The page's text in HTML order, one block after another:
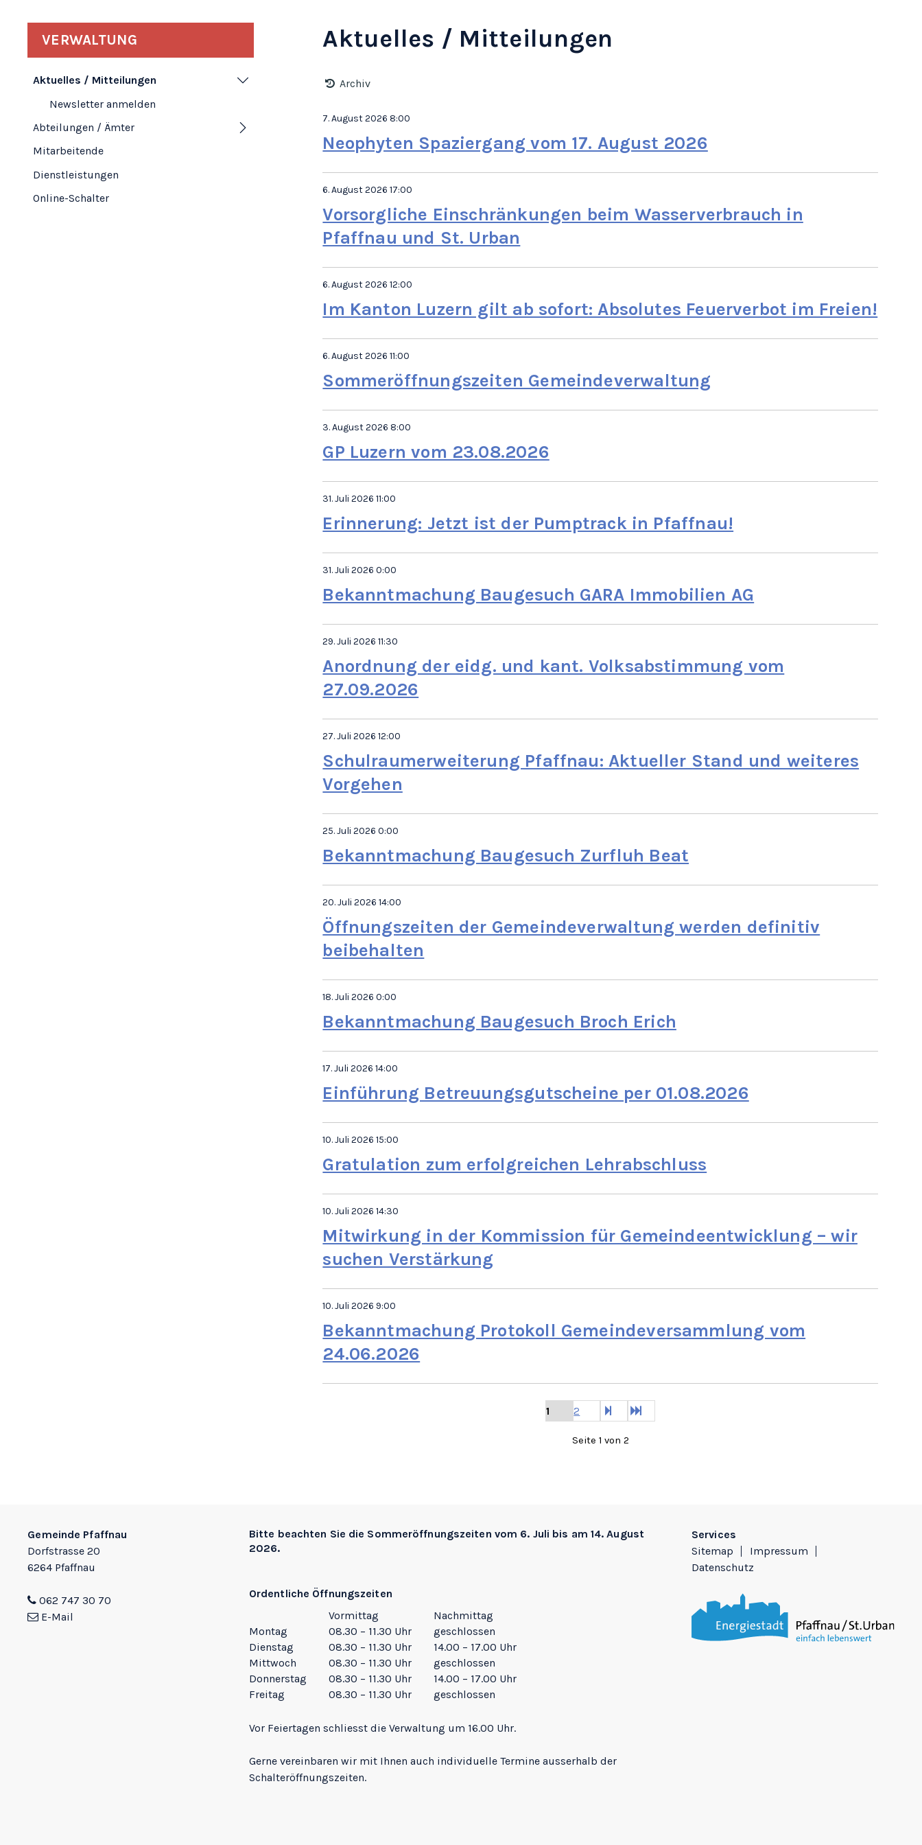
Subnavigation
VERWALTUNG
Aktuelles / Mitteilungen
Newsletter anmelden
Abteilungen / Ämter
Mitarbeitende
Dienstleistungen
Online-Schalter
Aktuelles / Mitteilungen
Archiv
Neophyten Spaziergang vom 17. August 2026
7. August 2026 8:00
Vorsorgliche Einschränkungen beim Wasserverbrauch in
Pfaffnau und St. Urban
6. August 2026 17:00
Im Kanton Luzern gilt ab sofort: Absolutes Feuerverbot im Freien!
6. August 2026 12:00
Sommeröffnungszeiten Gemeindeverwaltung
6. August 2026 11:00
GP Luzern vom 23.08.2026
3. August 2026 8:00
Erinnerung: Jetzt ist der Pumptrack in Pfaffnau!
31. Juli 2026 11:00
Bekanntmachung Baugesuch GARA Immobilien AG
31. Juli 2026 0:00
Anordnung der eidg. und kant. Volksabstimmung vom
27.09.2026
29. Juli 2026 11:30
Schulraumerweiterung Pfaffnau: Aktueller Stand und weiteres
Vorgehen
27. Juli 2026 12:00
Bekanntmachung Baugesuch Zurfluh Beat
25. Juli 2026 0:00
Öffnungszeiten der Gemeindeverwaltung werden definitiv
beibehalten
20. Juli 2026 14:00
Bekanntmachung Baugesuch Broch Erich
18. Juli 2026 0:00
Einführung Betreuungsgutscheine per 01.08.2026
17. Juli 2026 14:00
Gratulation zum erfolgreichen Lehrabschluss
10. Juli 2026 15:00
Mitwirkung in der Kommission für Gemeindeentwicklung – wir
suchen Verstärkung
10. Juli 2026 14:30
Bekanntmachung Protokoll Gemeindeversammlung vom
24.06.2026
10. Juli 2026 9:00
1 2 weiter
Seite 1 von 2
Gemeinde Pfaffnau
Dorfstrasse 20
6264 Pfaffnau
062 747 30 70
E-Mail
Bitte beachten Sie die Sommeröffnungszeiten vom 6. Juli bis am 14. August
2026.
Ordentliche Öffnungszeiten
Vormittag
Nachmittag
Montag
08.30 – 11.30 Uhr
geschlossen
Dienstag
08.30 – 11.30 Uhr
14.00 – 17.00 Uhr
Mittwoch
08.30 – 11.30 Uhr
geschlossen
Donnerstag
08.30 – 11.30 Uhr
14.00 – 17.00 Uhr
Freitag
08.30 – 11.30 Uhr geschlossen
Vor Feiertagen schliesst die Verwaltung um 16.00 Uhr.
Gerne vereinbaren wir mit Ihnen auch individuelle Termine ausserhalb der
Schalteröffnungszeiten.
Services
Sitemap
Impressum
Datenschutz